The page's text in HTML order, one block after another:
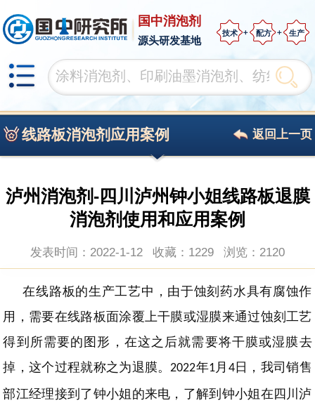
国中消泡剂
源头研发基地
技术 配方 生产
线路板消泡剂应用案例 返回上一页
泸州消泡剂-四川泸州钟小姐线路板退膜
消泡剂使用和应用案例
发表时间：2022-1-12 收藏：1229 浏览： 2120
在线路板的生产工艺中，由于蚀刻药水具有腐蚀作
用，需要在线路板面涂覆上干膜或湿膜来通过蚀刻工艺
得到所需要的图形，在这之后就需要将干膜或湿膜去
掉，这个过程就称之为退膜。2022年1月 4日，我司销售
部江经理接到了钟小姐的来电，了解到钟小姐在四川泸